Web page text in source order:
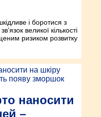
і боротися з
великої кількості
ризиком розвитку
наносити
–